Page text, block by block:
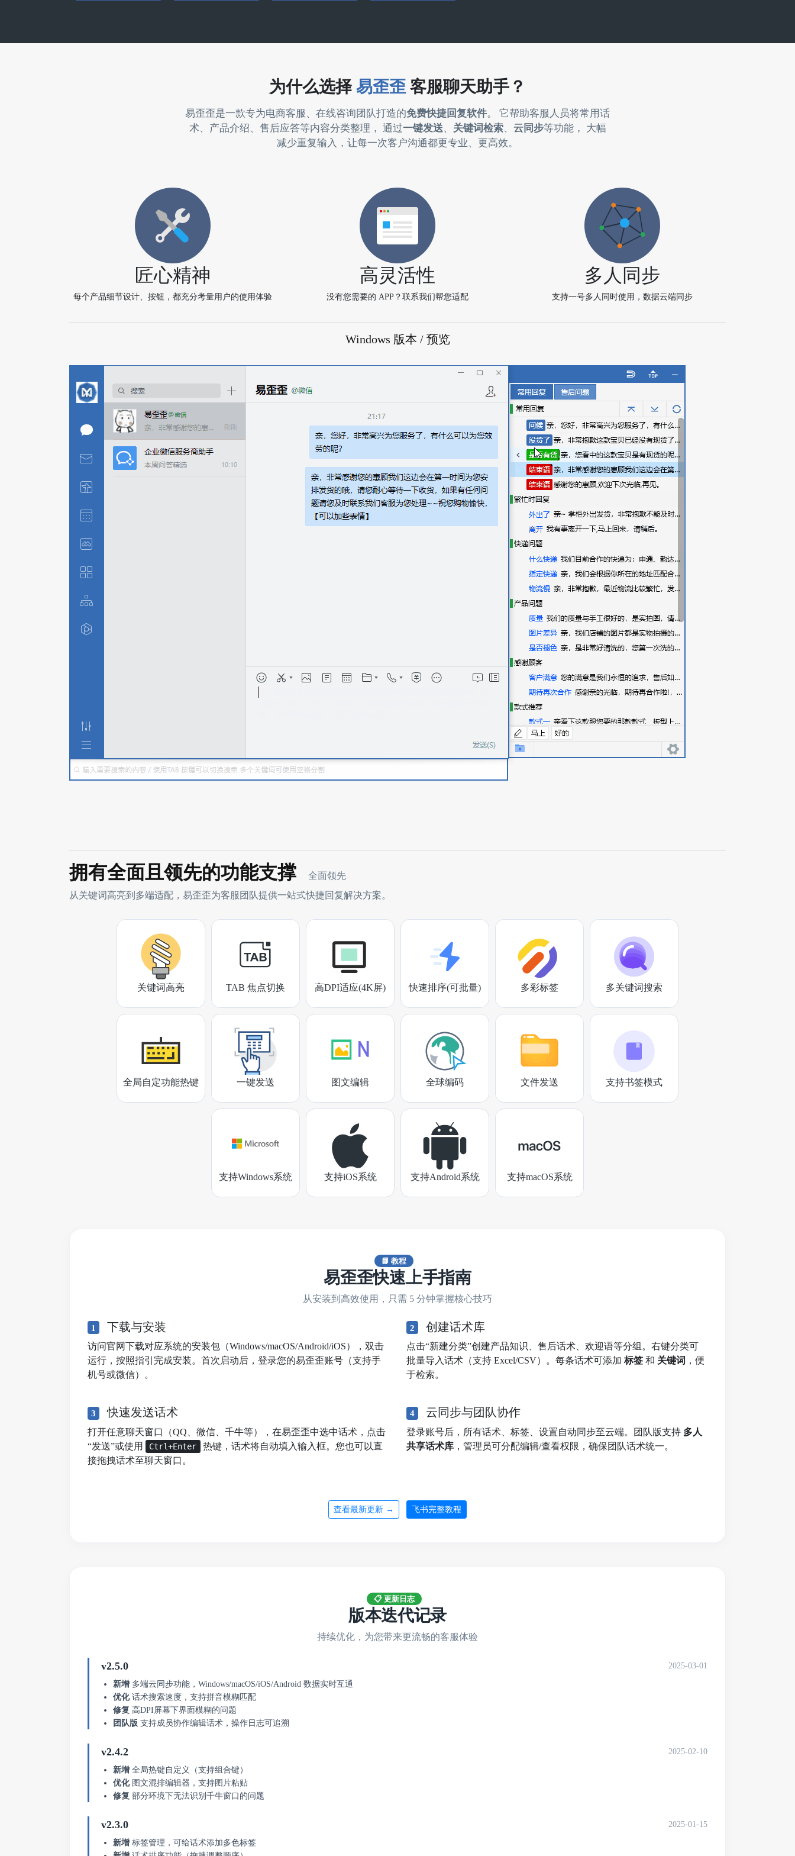
为什么选择 易歪歪 客服聊天助手？
易歪歪是一款专为电商客服、在线咨询团队打造的免费快捷回复软件 。 它帮助客服人员将常用话
术、产品介绍、售后应答等内容分类整理， 通过一键发送 关键词检索、 云同步等功能， 大幅
减少重复输入，让每一次客户沟通都更专业、更高效。
匠心精神
每个产品细节设计、按钮，都充分考量用户的使用体验
高灵活性
没有您需要的 APP？联系我们帮您适配
多人同步
支持一号多人同时使用，数据云端同步
Windows 版本 / 预览
拥有全面且领先的功能支撑 全面领先
从关键词高亮到多端适配，易歪歪为客服团队提供一站式快捷回复解决方案。
关键词高亮 TAB 焦点切换 高DPI适应(4K屏) 快速排序(可批量) 多彩标签 多关键词搜索
全局自定功能热键 一键发送 图文编辑 全球编码 文件发送 支持书签模式
支持Windows系统 支持iOS系统 支持Android系统 支持macOS系统
📘 教程
易歪歪快速上手指南
从安装到高效使用，只需 5 分钟掌握核心技巧
1 下载与安装
访问官网下载对应系统的安装包（Windows/macOS/Android/iOS），双击
运行，按照指引完成安装。首次启动后，登录您的易歪歪账号（支持手
机号或微信）。
2 创建话术库
点击“新建分类”创建产品知识、售后话术、欢迎语等分组。右键分类可
批量导入话术（支持 Excel/CSV）。每条话术可添加 标签 和 关键词 ，便
于检索。
3 快速发送话术
打开任意聊天窗口（QQ、微信、千牛等），在易歪歪中选中话术，点击
“发送”或使用
Ctrl+Enter
热键，话术将自动填入输入框。您也可以直
接拖拽话术至聊天窗口。
4 云同步与团队协作
登录账号后，所有话术、标签、设置自动同步至云端。团队版支持 多人
共享话术库 ，管理员可分配编辑/查看权限，确保团队话术统一。
查看最新更新 → 飞书完整教程
📋 更新日志
版本迭代记录
持续优化，为您带来更流畅的客服体验
v2.5.0 2025-03-01
新增 多端云同步功能，Windows/macOS/iOS/Android 数据实时互通
优化话术搜索速度，支持拼音模糊匹配
修复 高DPI屏幕下界面模糊的问题
团队版 支持成员协作编辑话术，操作日志可追溯
v2.4.2 2025-02-10
新增 全局热键自定义（支持组合键）
优化图文混排编辑器，支持图片粘贴
修复 部分环境下无法识别千牛窗口的问题
v2.3.0 2025-01-15
新增 标签管理，可给话术添加多色标签